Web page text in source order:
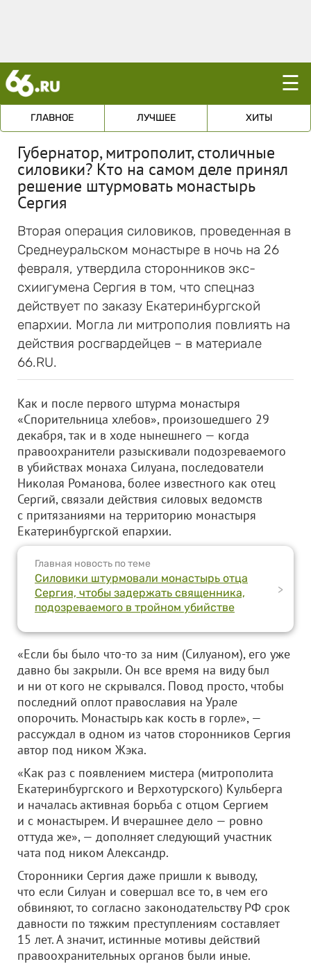
☰
ГЛАВНОЕ ЛУЧШЕЕ ХИТЫ
Губернатор, митрополит, столичные
силовики? Кто на самом деле принял
решение штурмовать монастырь
Сергия
Вторая операция силовиков, проведенная в
Среднеуральском монастыре в ночь на 26
февраля, утвердила сторонников экс-
схиигумена Сергия в том, что спецназ
действует по заказу Екатеринбургской
епархии. Могла ли митрополия повлиять на
действия росгвардейцев – в материале
66.RU.
Как и после первого штурма монастыря
«Спорительница хлебов», произошедшего 29
декабря, так и в ходе нынешнего — когда
правоохранители разыскивали подозреваемого
в убийствах монаха Силуана, последователи
Николая Романова, более известного как отец
Сергий, связали действия силовых ведомств
с притязаниями на территорию монастыря
Екатеринбургской епархии.
Главная новость по теме
Силовики штурмовали монастырь отца
Сергия, чтобы задержать священника,
подозреваемого в тройном убийстве
>
«Если бы было что-то за ним (Силуаном), его уже
давно бы закрыли. Он все время на виду был
и ни от кого не скрывался. Повод просто, чтобы
последний оплот православия на Урале
опорочить. Монастырь как кость в горле», —
рассуждал в одном из чатов сторонников Сергия
автор под ником Жэка.
«Как раз с появлением мистера (митрополита
Екатеринбургского и Верхотурского) Кульберга
и началась активная борьба с отцом Сергием
и с монастырем. И вчерашнее дело — ровно
оттуда же», — дополняет следующий участник
чата под ником Александр.
Сторонники Сергия даже пришли к выводу,
что если Силуан и совершал все то, в чем его
обвиняют, то согласно законодательству РФ срок
давности по тяжким преступлениям составляет
15 лет. А значит, истинные мотивы действий
правоохранительных органов были иные.